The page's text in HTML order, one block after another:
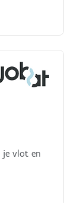
je vlot en